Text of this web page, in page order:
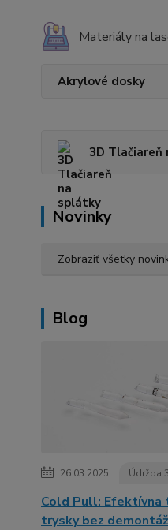
Materiály na
Akrylové dosky
3D Tlačiareň
Novinky
Zobraziť všetky
Blog
26.03.2025 Údržba
Cold Pull: Efektívna
trysky bez